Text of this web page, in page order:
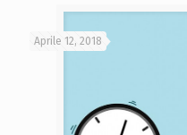
Aprile 12, 2018